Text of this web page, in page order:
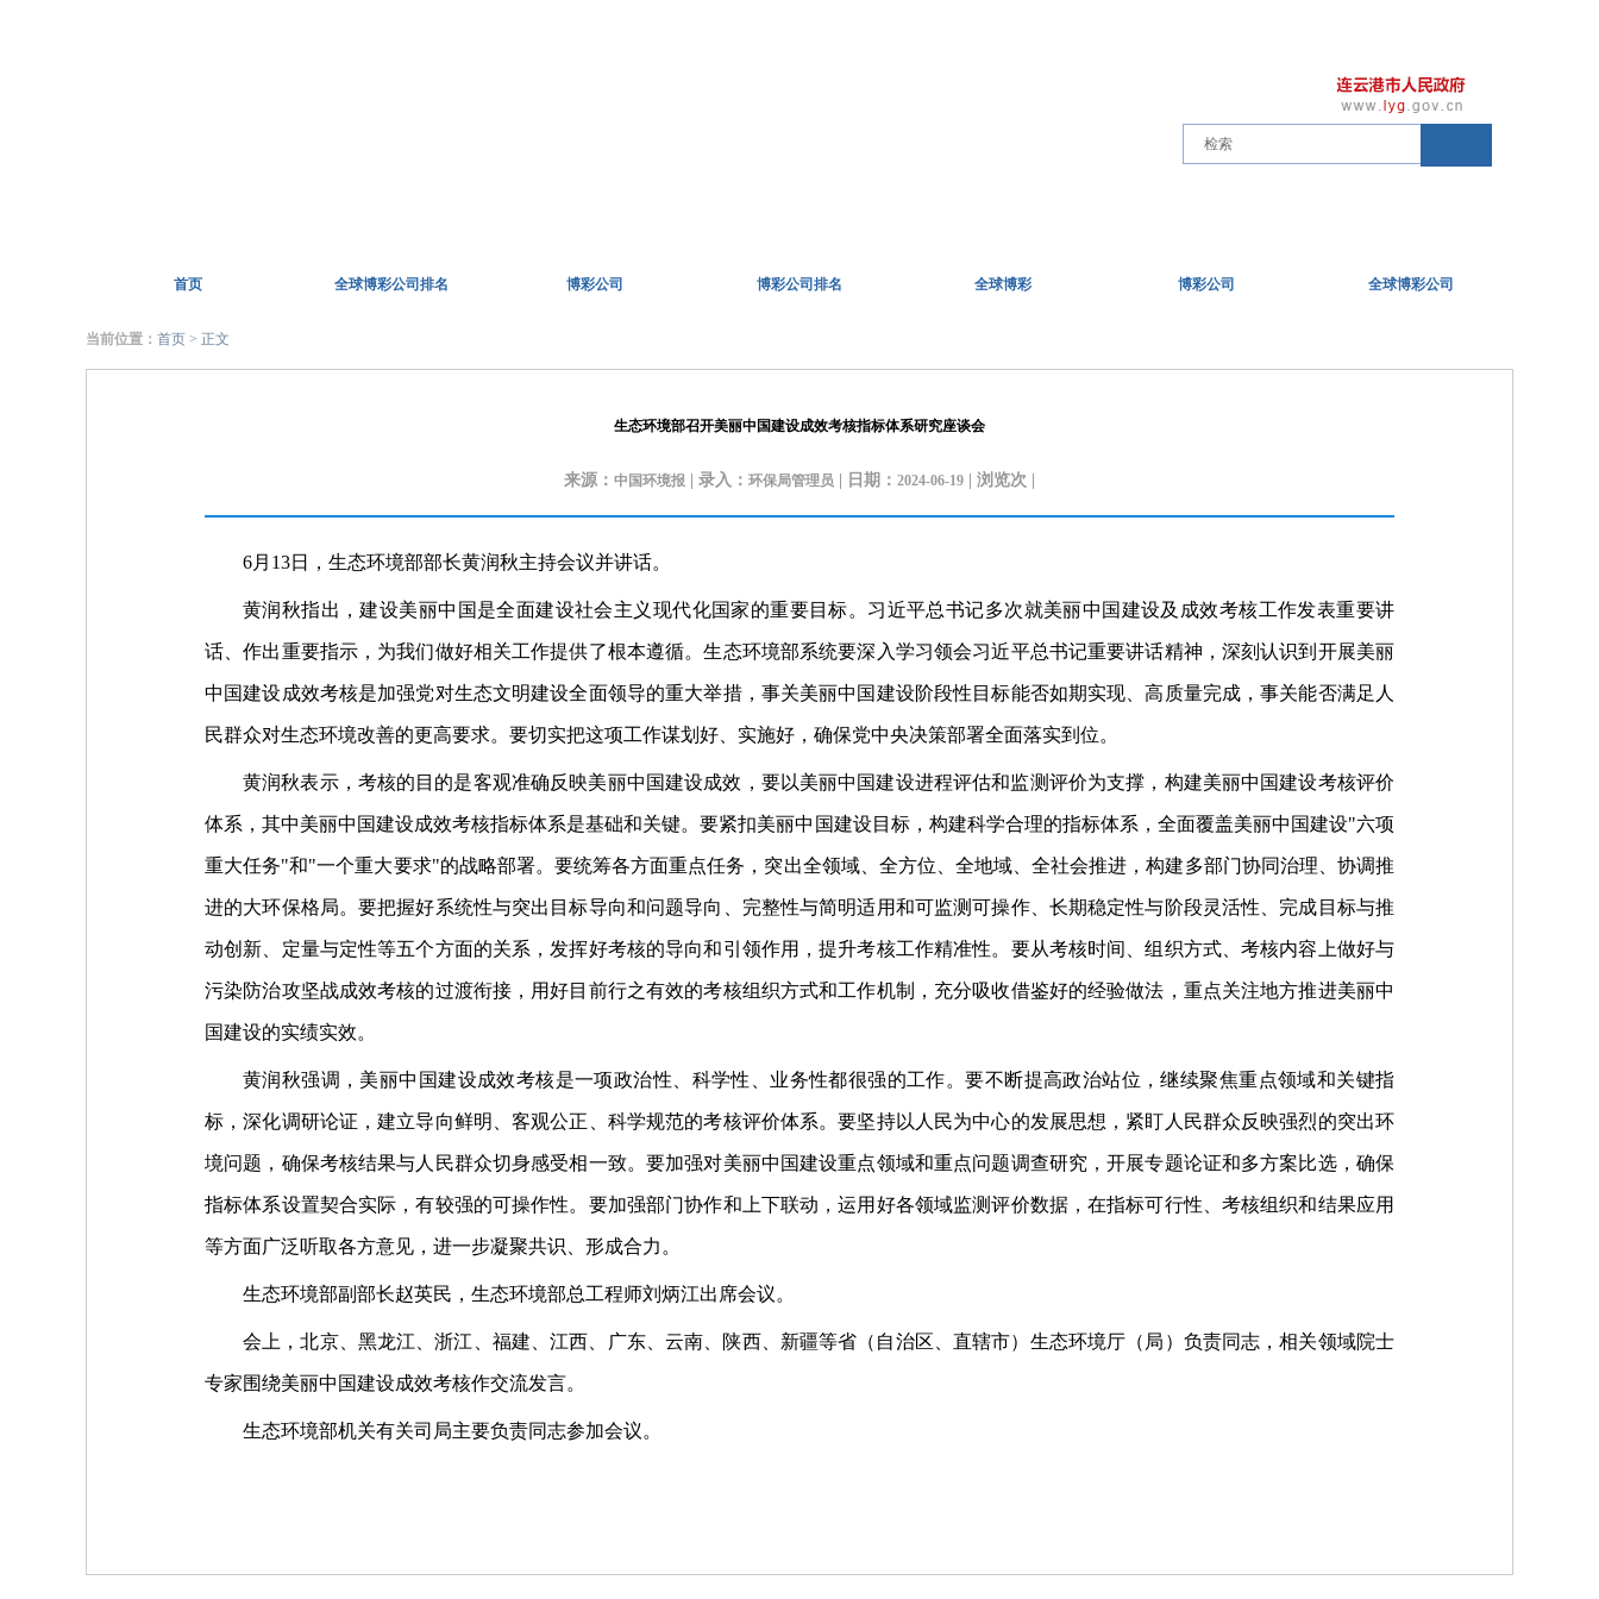
首页 全球博彩公司排名 博彩公司 博彩公司排名 全球博彩 博彩公司 全球博彩公司
当前位置： 首页 > 正文
生态环境部召开美丽中国建设成效考核指标体系研究座谈会
来源： 中国环境报 | 录入： 环保局管理员 | 日期： 2024-06-19 | 浏览次 |
6月13日，生态环境部部长黄润秋主持会议并讲话。
黄润秋指出，建设美丽中国是全面建设社会主义现代化国家的重要目标。习近平总书记多次就美丽中国建设及成效考核工作发表重要讲
话、作出重要指示，为我们做好相关工作提供了根本遵循。生态环境部系统要深入学习领会习近平总书记重要讲话精神，深刻认识到开展美丽
中国建设成效考核是加强党对生态文明建设全面领导的重大举措，事关美丽中国建设阶段性目标能否如期实现、高质量完成，事关能否满足人
民群众对生态环境改善的更高要求。要切实把这项工作谋划好、实施好，确保党中央决策部署全面落实到位。
黄润秋表示，考核的目的是客观准确反映美丽中国建设成效，要以美丽中国建设进程评估和监测评价为支撑，构建美丽中国建设考核评价
体系，其中美丽中国建设成效考核指标体系是基础和关键。要紧扣美丽中国建设目标，构建科学合理的指标体系，全面覆盖美丽中国建设"六项
重大任务"和"一个重大要求"的战略部署。要统筹各方面重点任务，突出全领域、全方位、全地域、全社会推进，构建多部门协同治理、协调推
进的大环保格局。要把握好系统性与突出目标导向和问题导向、完整性与简明适用和可监测可操作、长期稳定性与阶段灵活性、完成目标与推
动创新、定量与定性等五个方面的关系，发挥好考核的导向和引领作用，提升考核工作精准性。要从考核时间、组织方式、考核内容上做好与
污染防治攻坚战成效考核的过渡衔接，用好目前行之有效的考核组织方式和工作机制，充分吸收借鉴好的经验做法，重点关注地方推进美丽中
国建设的实绩实效。
黄润秋强调，美丽中国建设成效考核是一项政治性、科学性、业务性都很强的工作。要不断提高政治站位，继续聚焦重点领域和关键指
标，深化调研论证，建立导向鲜明、客观公正、科学规范的考核评价体系。要坚持以人民为中心的发展思想，紧盯人民群众反映强烈的突出环
境问题，确保考核结果与人民群众切身感受相一致。要加强对美丽中国建设重点领域和重点问题调查研究，开展专题论证和多方案比选，确保
指标体系设置契合实际，有较强的可操作性。要加强部门协作和上下联动，运用好各领域监测评价数据，在指标可行性、考核组织和结果应用
等方面广泛听取各方意见，进一步凝聚共识、形成合力。
生态环境部副部长赵英民，生态环境部总工程师刘炳江出席会议。
会上，北京、黑龙江、浙江、福建、江西、广东、云南、陕西、新疆等省（自治区、直辖市）生态环境厅（局）负责同志，相关领域院士
专家围绕美丽中国建设成效考核作交流发言。
生态环境部机关有关司局主要负责同志参加会议。